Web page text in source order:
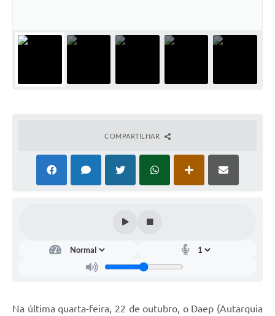
Obras
Secretarias
Editais
COMPARTILHAR
Na última quarta-feira, 22 de outubro, o Daep (Autarquia